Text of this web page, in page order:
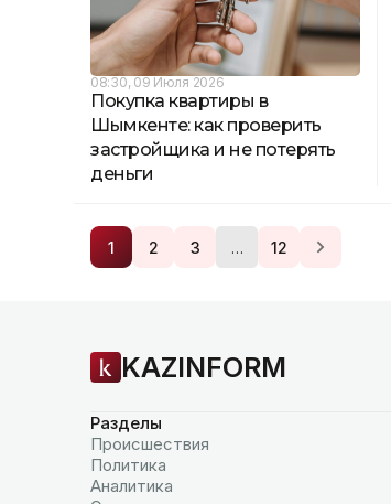
08:30, 09 Июля 2026
Покупка квартиры в
Шымкенте: как проверить
застройщика и не потерять
деньги
1 2 3 … 12
KAZINFORM
Разделы
Происшествия
Политика
Аналитика